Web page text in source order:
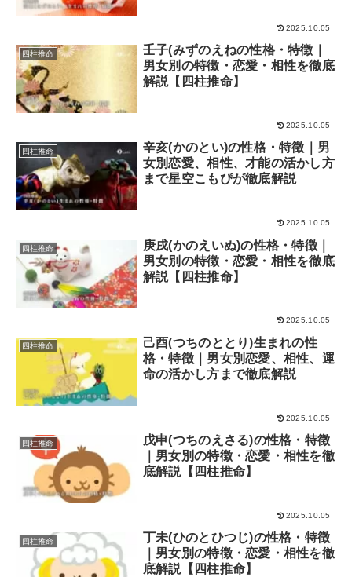
2025.10.05
四柱推命
壬子(みずのえねの性格・特徴｜
男女別の特徴・恋愛・相性を徹底
解説【四柱推命】
2025.10.05
四柱推命
辛亥(かのとい)の性格・特徴｜男
女別恋愛、相性、才能の活かし方
まで星空こもぴが徹底解説
2025.10.05
四柱推命
庚戌(かのえいぬ)の性格・特徴｜
男女別の特徴・恋愛・相性を徹底
解説【四柱推命】
2025.10.05
四柱推命
己酉(つちのととり)生まれの性
格・特徴｜男女別恋愛、相性、運
命の活かし方まで徹底解説
2025.10.05
四柱推命
戊申(つちのえさる)の性格・特徴
｜男女別の特徴・恋愛・相性を徹
底解説【四柱推命】
2025.10.05
四柱推命
丁未(ひのとひつじ)の性格・特徴
｜男女別の特徴・恋愛・相性を徹
底解説【四柱推命】